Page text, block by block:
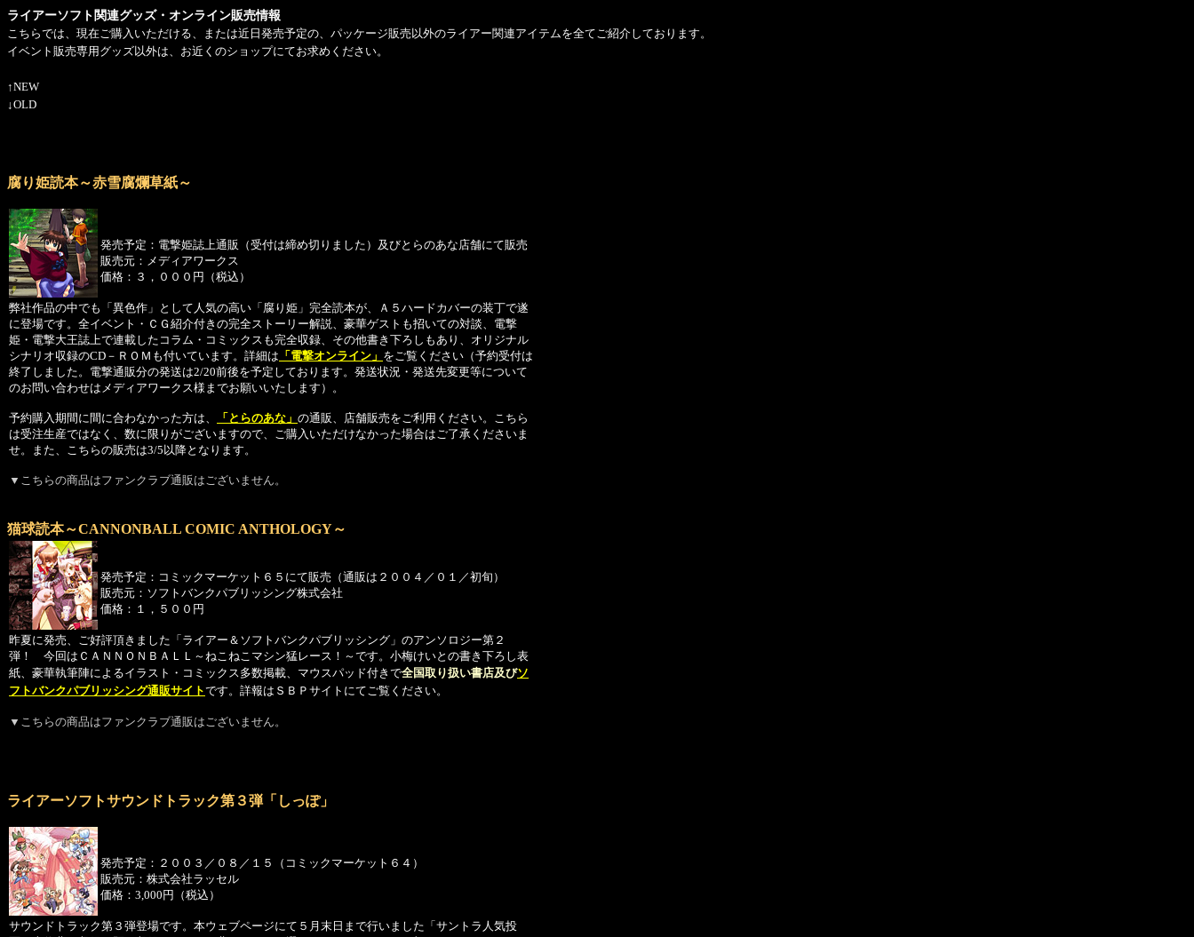
ライアーソフト関連グッズ・オンライン販売情報
こちらでは、現在ご購入いただける、または近日発売予定の、パッケージ販売以外のライアー関連アイテムを全てご紹介しております。
イベント販売専用グッズ以外は、お近くのショップにてお求めください。
↑NEW
↓OLD
腐り姫読本～赤雪腐爛草紙～
発売予定：電撃姫誌上通販（受付は締め切りました）及びとらのあな店舗にて販売
販売元：メディアワークス
価格：３，０００円（税込）
弊社作品の中でも「異色作」として人気の高い「腐り姫」完全読本が、Ａ５ハードカバーの装丁で遂
に登場です。全イベント・ＣＧ紹介付きの完全ストーリー解説、豪華ゲストも招いての対談、電撃
姫・電撃大王誌上で連載したコラム・コミックスも完全収録、その他書き下ろしもあり、オリジナル
シナリオ収録のCD－ＲＯＭも付いています。詳細は 「電撃オンライン」 をご覧ください（予約受付は
終了しました。電撃通販分の発送は2/20前後を予定しております。発送状況・発送先変更等について
のお問い合わせはメディアワークス様までお願いいたします）。
予約購入期間に間に合わなかった方は、 「とらのあな」 の通販、店舗販売をご利用ください。こちら
は受注生産ではなく、数に限りがございますので、ご購入いただけなかった場合はご了承くださいま
せ。また、こちらの販売は3/5以降となります。
▼こちらの商品はファンクラブ通販はございません。
猫球読本～CANNONBALL COMIC ANTHOLOGY～
発売予定：コミックマーケット６５にて販売（通販は２００４／０１／初旬）
販売元：ソフトバンクパブリッシング株式会社
価格：１，５００円
昨夏に発売、ご好評頂きました「ライアー＆ソフトバンクパブリッシング」のアンソロジー第２
弾！ 今回はＣＡＮＮＯＮＢＡＬＬ～ねこねこマシン猛レース！～です。小梅けいとの書き下ろし表
紙、豪華執筆陣によるイラスト・コミックス多数掲載、マウスパッド付きで全国取り扱い書店及びソ
フトバンクパブリッシング通販サイトです。詳報はＳＢＰサイトにてご覧ください。
▼こちらの商品はファンクラブ通販はございません。
ライアーソフトサウンドトラック第３弾「しっぽ」
発売予定：２００３／０８／１５（コミックマーケット６４）
販売元：株式会社ラッセル
価格：3,000円（税込）
サウンドトラック第３弾登場です。本ウェブページにて５月末日まで行いました「サントラ人気投